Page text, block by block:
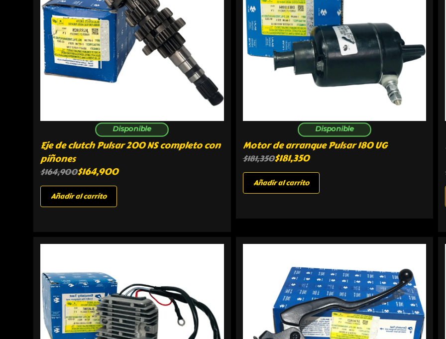
Disponible
Eje de clutch Pulsar 200 NS completo con
piñones
$164,900$164,900
Añadir al carrito
Disponible
Motor de arranque Pulsar 180 UG
$181,350$181,350
Añadir al carrito